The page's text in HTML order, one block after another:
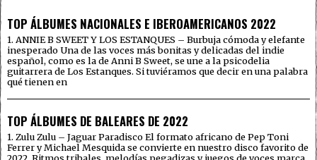
TOP ÁLBUMES NACIONALES E IBEROAMERICANOS 2022
1. ANNIE B SWEET Y LOS ESTANQUES – Burbuja cómoda y elefante
inesperado Una de las voces más bonitas y delicadas del indie
español, como es la de Anni B Sweet, se une a la psicodelia
guitarrera de Los Estanques. Si tuviéramos que decir en una palabra
qué tienen en
TOP ÁLBUMES DE BALEARES DE 2022
1. Zulu Zulu – Jaguar Paradisco El formato africano de Pep Toni
Ferrer y Michael Mesquida se convierte en nuestro disco favorito de